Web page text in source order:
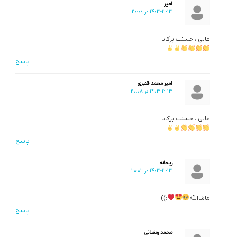
امیر
1403-12-13 در 20:09
عالی ،احسنت،برکانا
پاسخ
امیر محمد قنبری
1403-12-13 در 20:08
عالی ،احسنت،برکانا
پاسخ
ریحانه
1403-12-13 در 20:02
ماشاالله
:))
پاسخ
محمد رمضانی